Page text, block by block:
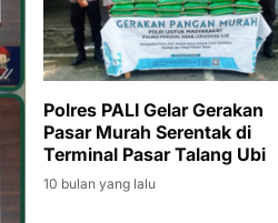
Polres PALI Gelar Gerakan
Pasar Murah Serentak di
Terminal Pasar Talang Ubi
10 bulan yang lalu